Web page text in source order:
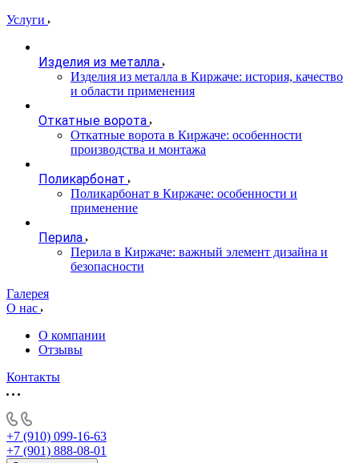
Услуги
Изделия из металла
Изделия из металла в Киржаче: история, качество
и области применения
Откатные ворота
Откатные ворота в Киржаче: особенности
производства и монтажа
Поликарбонат
Поликарбонат в Киржаче: особенности и
применение
Перила
Перила в Киржаче: важный элемент дизайна и
безопасности
Галерея
О нас
О компании
Отзывы
Контакты
+7 (910) 099-16-63
+7 (901) 888-08-01